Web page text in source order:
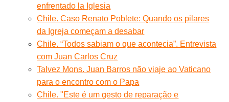
enfrentado la Iglesia
Chile. Caso Renato Poblete: Quando os pilares
da Igreja começam a desabar
Chile. “Todos sabiam o que acontecia”. Entrevista
com Juan Carlos Cruz
Talvez Mons. Juan Barros não viaje ao Vaticano
para o encontro com o Papa
Chile. "Este é um gesto de reparação e